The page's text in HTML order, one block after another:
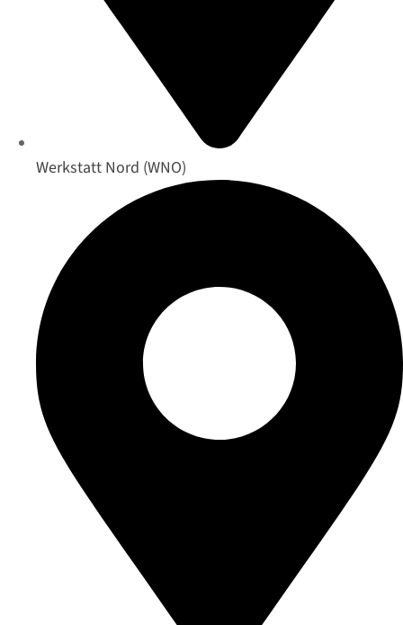
Werkstatt Nord (WNO)